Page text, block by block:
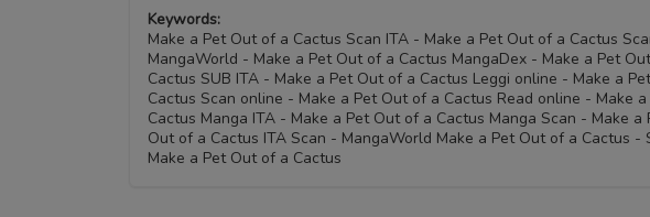
Keywords:
Make a Pet Out of a Cactus Scan ITA - Make a Pet Out of a Cactus
MangaWorld - Make a Pet Out of a Cactus MangaDex - Make a Pet
Cactus SUB ITA - Make a Pet Out of a Cactus Leggi online - Make a
Cactus Scan online - Make a Pet Out of a Cactus Read online - Make
Cactus Manga ITA - Make a Pet Out of a Cactus Manga Scan - Make
Out of a Cactus ITA Scan - MangaWorld Make a Pet Out of a Cactus
Make a Pet Out of a Cactus